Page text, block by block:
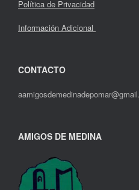
Política de Privacidad
Información Adicional
CONTACTO
AMIGOS DE MEDINA